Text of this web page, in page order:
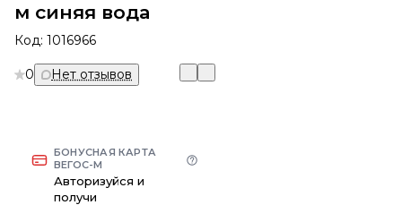
м синяя вода
Код: 1016966
0 Нет отзывов
БОНУСНАЯ КАРТА
ВЕГОС-М
Авторизуйся и
получи